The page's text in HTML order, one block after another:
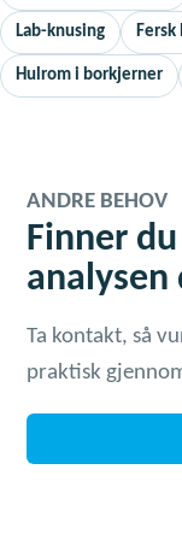
Lab-knusing Fersk
Hulrom i borkjerner
ANDRE BEHOV
Finner
analysen
Ta kontakt, så
praktisk